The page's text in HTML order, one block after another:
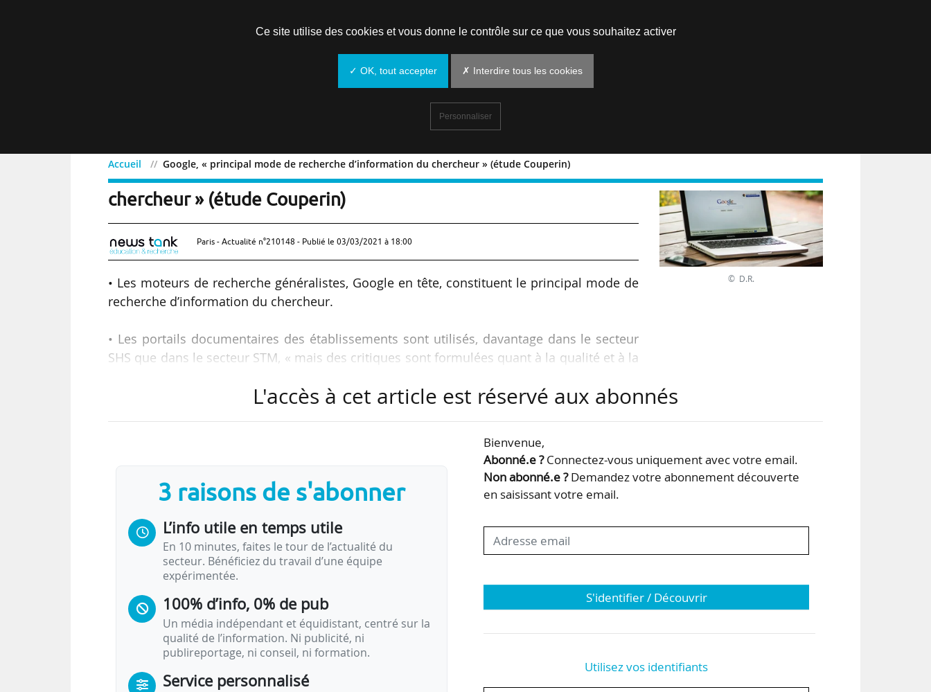
Accueil Google, « principal mode de recherche d’information du chercheur » (étude Couperin)
Google, « principal mode de recherche d’information du
chercheur » (étude Couperin)
Paris - Actualité n°210148 - Publié le 03/03/2021 à 18:00
• Les moteurs de recherche généralistes, Google en tête, constituent le principal mode de
recherche d’information du chercheur.
• Les portails documentaires des établissements sont utilisés, davantage dans le secteur
SHS que dans le secteur STM, « mais des critiques sont formulées quant à la qualité et à la
Tels sont trois des principaux enseignements de l’enquête sur les pratiques de recherche
consortium Couperin le 01/03/2021.
L’étude montre aussi que pour…
© D.R.
L'accès à cet article est réservé aux abonnés
3 raisons de s'abonner
L’info utile en temps utile
En 10 minutes, faites le tour de l’actualité du
secteur. Bénéficiez du travail d’une équipe
expérimentée.
100% d’info, 0% de pub
Un média indépendant et équidistant, centré sur la
qualité de l’information. Ni publicité, ni
publireportage, ni conseil, ni formation.
Service personnalisé
Bienvenue,
Abonné.e ?Connectez-vous uniquement avec votre email.
Non abonné.e ?Demandez votre abonnement découverte
en saisissant votre email.
S'identifier / Découvrir
Utilisez vos identifiants
Ce site utilise des cookies et vous donne le contrôle sur ce que vous souhaitez activer
✓ OK, tout accepter ✗ Interdire tous les cookies
Personnaliser